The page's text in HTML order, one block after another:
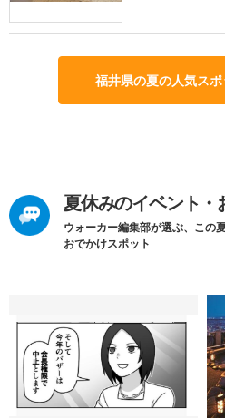
福井県の夏の人気ス
夏休みのイベント
ウォーカー編集部が選ぶ、この
おでかけスポット